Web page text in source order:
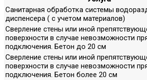
Санитарная обработка системы
диспенсера ( с учетом материалов)
Сверление стены или иной
поверхности в случае невозможности
подключения. Бетон до 20 см
Сверление стены или иной
поверхности в случае невозможности
подключения. Бетон более 20 см